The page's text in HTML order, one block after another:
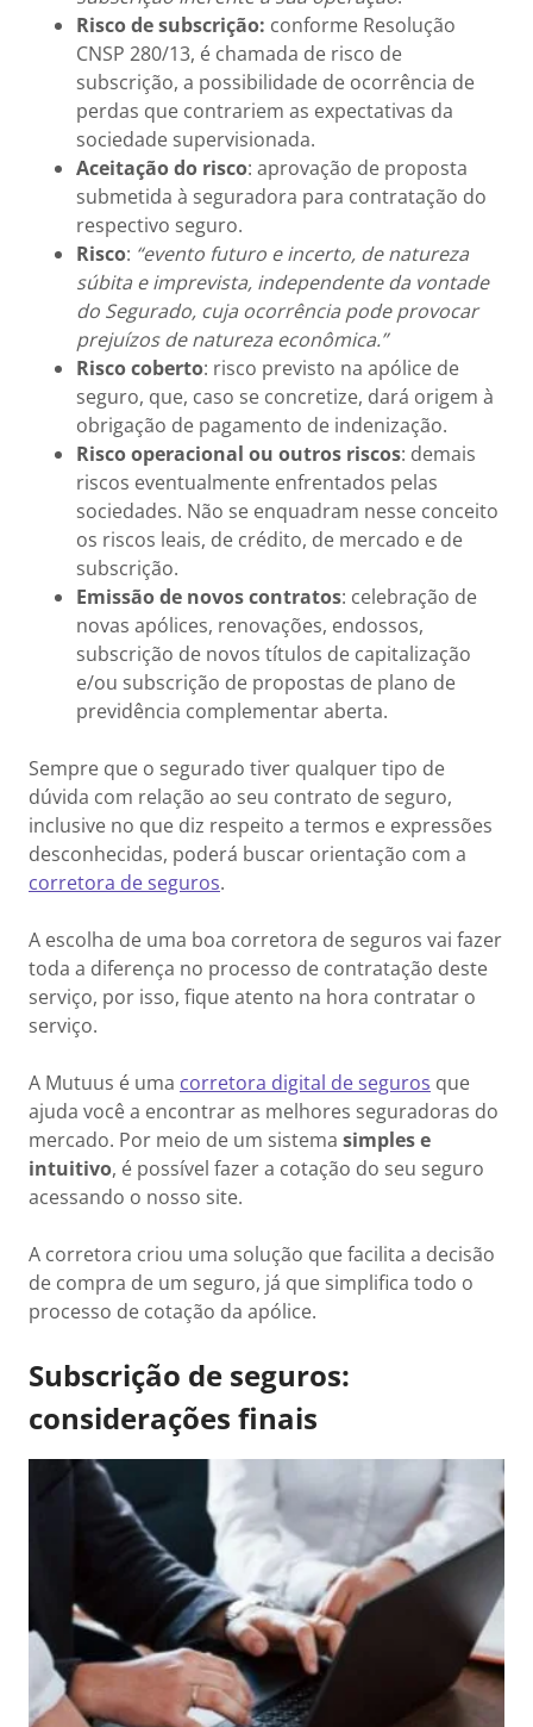
Risco de subscrição: conforme Resolução
CNSP 280/13, é chamada de risco de
subscrição, a possibilidade de ocorrência de
perdas que contrariem as expectativas da
sociedade supervisionada.
Aceitação do risco: aprovação de proposta
submetida à seguradora para contratação do
respectivo seguro.
Risco: “evento futuro e incerto, de natureza
súbita e imprevista, independente da vontade
do Segurado, cuja ocorrência pode provocar
prejuízos de natureza econômica.”
Risco coberto: risco previsto na apólice de
seguro, que, caso se concretize, dará origem à
obrigação de pagamento de indenização.
Risco operacional ou outros riscos: demais
riscos eventualmente enfrentados pelas
sociedades. Não se enquadram nesse conceito
os riscos leais, de crédito, de mercado e de
subscrição.
Emissão de novos contratos: celebração de
novas apólices, renovações, endossos,
subscrição de novos títulos de capitalização
e/ou subscrição de propostas de plano de
previdência complementar aberta.
Sempre que o segurado tiver qualquer tipo de
dúvida com relação ao seu contrato de seguro,
inclusive no que diz respeito a termos e expressões
desconhecidas, poderá buscar orientação com a
corretora de seguros.
A escolha de uma boa corretora de seguros vai fazer
toda a diferença no processo de contratação deste
serviço, por isso, fique atento na hora contratar o
serviço.
A Mutuus é uma corretora digital de seguros que
ajuda você a encontrar as melhores seguradoras do
mercado. Por meio de um sistema simples e
intuitivo, é possível fazer a cotação do seu seguro
acessando o nosso site.
A corretora criou uma solução que facilita a decisão
de compra de um seguro, já que simplifica todo o
processo de cotação da apólice.
Subscrição de seguros:
considerações finais